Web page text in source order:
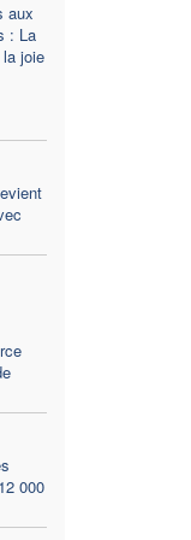
aux
: La
joie
000